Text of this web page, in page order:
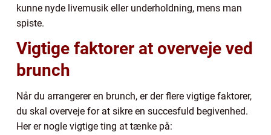
kunne nyde livemusik eller underholdning, mens man
spiste.
Vigtige faktorer at overveje ved
brunch
Når du arrangerer en brunch, er der flere vigtige faktorer,
du skal overveje for at sikre en succesfuld begivenhed.
Her er nogle vigtige ting at tænke på: